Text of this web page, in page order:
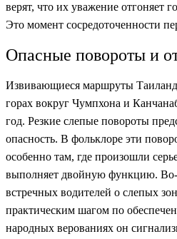
верят, что их уважение отгоняет
Это момент сосредоточенности
Опасные повороты и
Извивающиеся маршруты
горах вокруг Чумпхона и
год. Резкие слепые повороты
опасность. В фольклоре эти
особенно там, где произошли
выполняет двойную функцию.
встречных водителей о слепых
практическим шагом по
народных верованиях он